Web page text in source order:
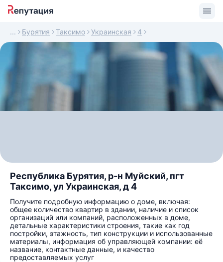
Бурятия Таксимо Украинская 4
Республика Бурятия, р-н Муйский, пгт
Таксимо, ул Украинская, д 4
Получите подробную информацию о доме, включая:
общее количество квартир в здании, наличие и список
организаций или компаний, расположенных в доме,
детальные характеристики строения, такие как год
постройки, этажность, тип конструкции и использованные
материалы, информация об управляющей компании: её
название, контактные данные, и качество
предоставляемых услуг